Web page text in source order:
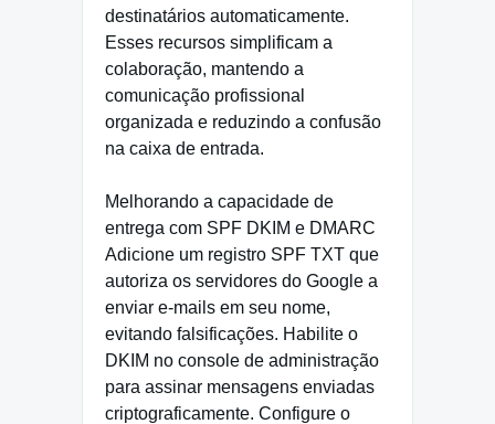
destinatários automaticamente.
Esses recursos simplificam a
colaboração, mantendo a
comunicação profissional
organizada e reduzindo a confusão
na caixa de entrada.
Melhorando a capacidade de
entrega com SPF DKIM e DMARC
Adicione um registro SPF TXT que
autoriza os servidores do Google a
enviar e-mails em seu nome,
evitando falsificações. Habilite o
DKIM no console de administração
para assinar mensagens enviadas
criptograficamente. Configure o